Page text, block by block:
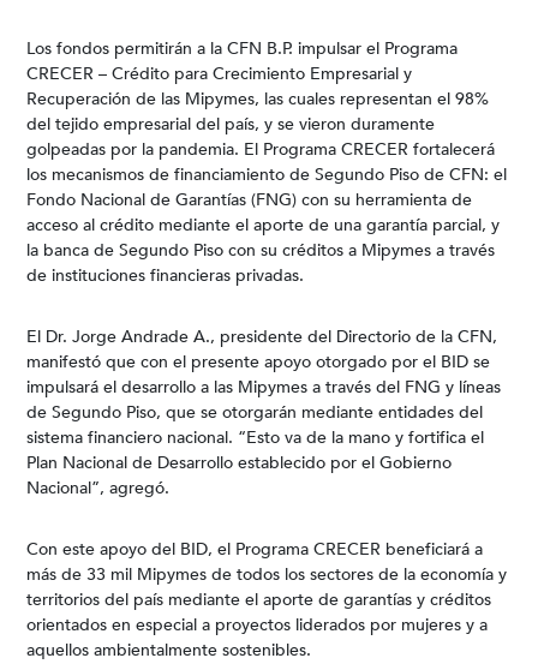
Los fondos permitirán a la CFN B.P. impulsar el Programa
CRECER – Crédito para Crecimiento Empresarial y
Recuperación de las Mipymes, las cuales representan el 98%
del tejido empresarial del país, y se vieron duramente
golpeadas por la pandemia. El Programa CRECER fortalecerá
los mecanismos de financiamiento de Segundo Piso de CFN: el
Fondo Nacional de Garantías (FNG) con su herramienta de
acceso al crédito mediante el aporte de una garantía parcial, y
la banca de Segundo Piso con su créditos a Mipymes a través
de instituciones financieras privadas.
El Dr. Jorge Andrade A., presidente del Directorio de la CFN,
manifestó que con el presente apoyo otorgado por el BID se
impulsará el desarrollo a las Mipymes a través del FNG y líneas
de Segundo Piso, que se otorgarán mediante entidades del
sistema financiero nacional. “Esto va de la mano y fortifica el
Plan Nacional de Desarrollo establecido por el Gobierno
Nacional”, agregó.
Con este apoyo del BID, el Programa CRECER beneficiará a
más de 33 mil Mipymes de todos los sectores de la economía y
territorios del país mediante el aporte de garantías y créditos
orientados en especial a proyectos liderados por mujeres y a
aquellos ambientalmente sostenibles.